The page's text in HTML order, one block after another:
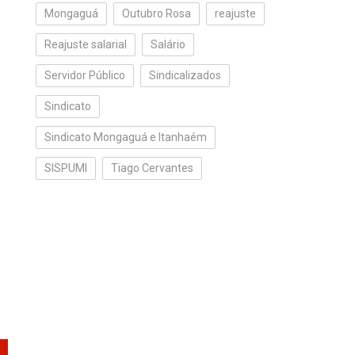
Mongaguá Outubro Rosa reajuste
Reajuste salarial Salário
Servidor Público Sindicalizados
Sindicato
Sindicato Mongaguá e Itanhaém
SISPUMI Tiago Cervantes